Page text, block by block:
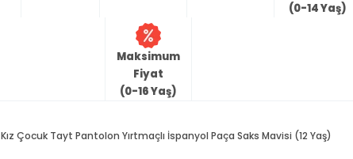
(0-14 Yaş)
Maksimum
Fiyat
(0-16 Yaş)
Kız Çocuk Tayt Pantolon Yırtmaçlı İspanyol Paça Saks Mavisi (12 Yaş)